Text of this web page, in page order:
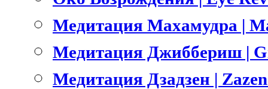
Медитация Махамудра |
Медитация Джиббериш |
Медитация Дзадзен |